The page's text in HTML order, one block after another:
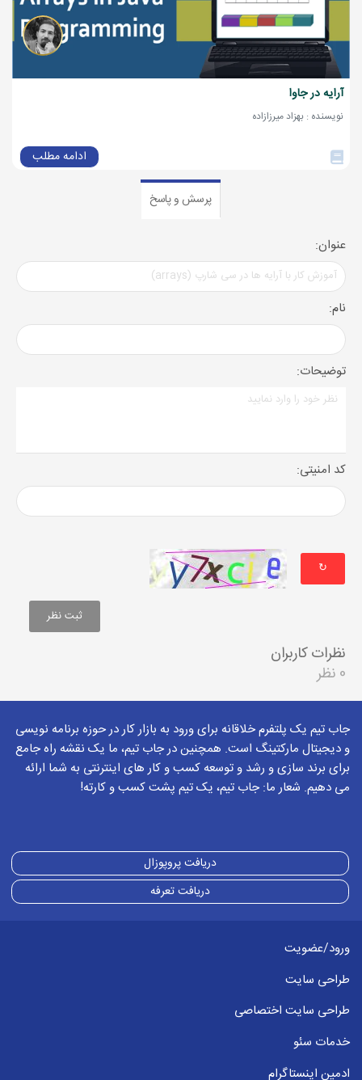
آرایه در جاوا
نویسنده : بهزاد میرزازاده
ادامه مطلب
پرسش و پاسخ
عنوان:
نام:
توضیحات:
کد امنیتی:
↻
نظرات کاربران
0 نظر
جاب تیم یک پلتفرم خلاقانه برای ورود به بازار کار در حوزه برنامه نویسی
و دیجیتال مارکتینگ است. همچنین در جاب تیم، ما یک نقشه راه جامع
برای برند سازی و رشد و توسعه کسب و کار های اینترنتی به شما ارائه
می دهیم. شعار ما: جاب تیم، یک تیم پشت کسب و کارته!
دریافت پروپوزال
دریافت تعرفه
ورود/عضویت
طراحی سایت
طراحی سایت اختصاصی
خدمات سئو
ادمین اینستاگرام